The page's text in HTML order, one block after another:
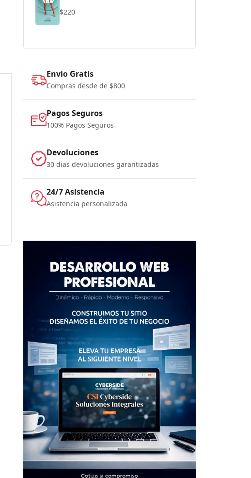
$220
Envio Gratis
Compras desde de $800
Pagos Seguros
100% Pagos Seguros
Devoluciones
30 dias devoluciones garantizadas
24/7 Asistencia
Asistencia personalizada